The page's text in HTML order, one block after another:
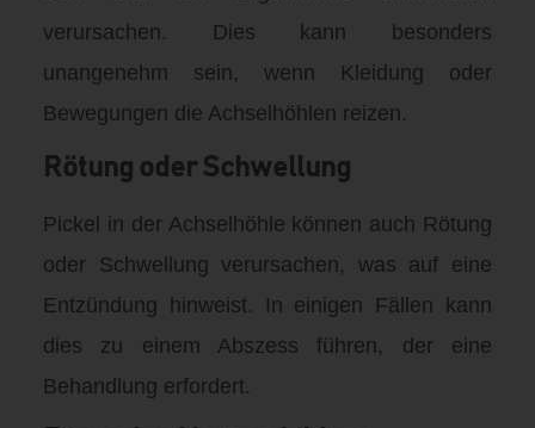
verursachen. Dies kann besonders
unangenehm sein, wenn Kleidung oder
Bewegungen die Achselhöhlen reizen.
Rötung oder Schwellung
Pickel in der Achselhöhle können auch Rötung
oder Schwellung verursachen, was auf eine
Entzündung hinweist. In einigen Fällen kann
dies zu einem Abszess führen, der eine
Behandlung erfordert.